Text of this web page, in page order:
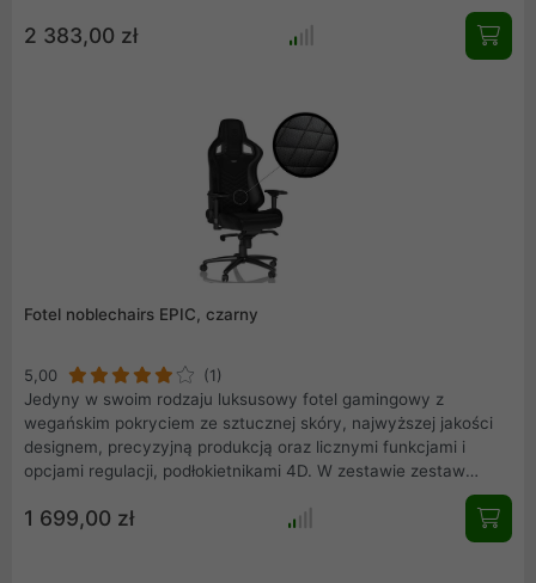
2 383,00 zł
Fotel noblechairs EPIC, czarny
5,00
(1)
Jedyny w swoim rodzaju luksusowy fotel gamingowy z
wegańskim pokryciem ze sztucznej skóry, najwyższej jakości
designem, precyzyjną produkcją oraz licznymi funkcjami i
opcjami regulacji, podłokietnikami 4D. W zestawie zestaw
1 699,00 zł